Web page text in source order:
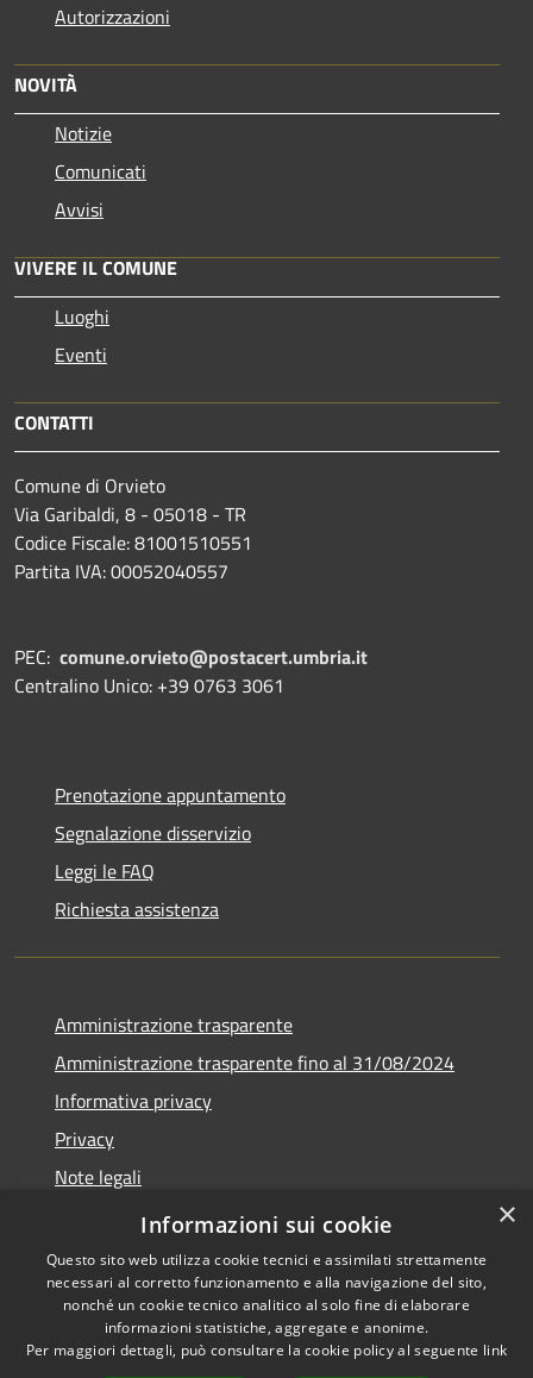
Autorizzazioni
NOVITÀ
Notizie
Comunicati
Avvisi
VIVERE IL COMUNE
Luoghi
Eventi
CONTATTI
Comune di Orvieto
Via Garibaldi, 8 - 05018 - TR
Codice Fiscale: 81001510551
Partita IVA: 00052040557
PEC: comune.orvieto@postacert.umbria.it
Centralino Unico: +39 0763 3061
Prenotazione appuntamento
Segnalazione disservizio
Leggi le FAQ
Richiesta assistenza
Amministrazione trasparente
Amministrazione trasparente fino al 31/08/2024
Informativa privacy
Privacy
Note legali
Dichiarazione di accessibilità
Accessibilità
Copyright © 2026 • Comune di
Orvieto • Powered by
×
Informazioni sui cookie
Questo sito web utilizza cookie tecnici e assimilati strettamente
necessari al corretto funzionamento e alla navigazione del sito,
nonché un cookie tecnico analitico al solo fine di elaborare
informazioni statistiche, aggregate e anonime.
Per maggiori dettagli, può consultare la cookie policy al seguente link